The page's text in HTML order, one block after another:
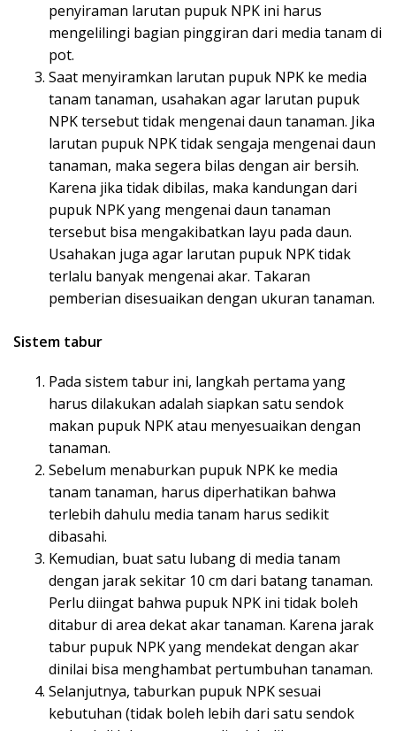
penyiraman larutan pupuk NPK ini harus
mengelilingi bagian pinggiran dari media tanam di
pot.
Saat menyiramkan larutan pupuk NPK ke media
tanam tanaman, usahakan agar larutan pupuk
NPK tersebut tidak mengenai daun tanaman. Jika
larutan pupuk NPK tidak sengaja mengenai daun
tanaman, maka segera bilas dengan air bersih.
Karena jika tidak dibilas, maka kandungan dari
pupuk NPK yang mengenai daun tanaman
tersebut bisa mengakibatkan layu pada daun.
Usahakan juga agar larutan pupuk NPK tidak
terlalu banyak mengenai akar. Takaran
pemberian disesuaikan dengan ukuran tanaman.
Sistem tabur
Pada sistem tabur ini, langkah pertama yang
harus dilakukan adalah siapkan satu sendok
makan pupuk NPK atau menyesuaikan dengan
tanaman.
Sebelum menaburkan pupuk NPK ke media
tanam tanaman, harus diperhatikan bahwa
terlebih dahulu media tanam harus sedikit
dibasahi.
Kemudian, buat satu lubang di media tanam
dengan jarak sekitar 10 cm dari batang tanaman.
Perlu diingat bahwa pupuk NPK ini tidak boleh
ditabur di area dekat akar tanaman. Karena jarak
tabur pupuk NPK yang mendekat dengan akar
dinilai bisa menghambat pertumbuhan tanaman.
Selanjutnya, taburkan pupuk NPK sesuai
kebutuhan (tidak boleh lebih dari satu sendok